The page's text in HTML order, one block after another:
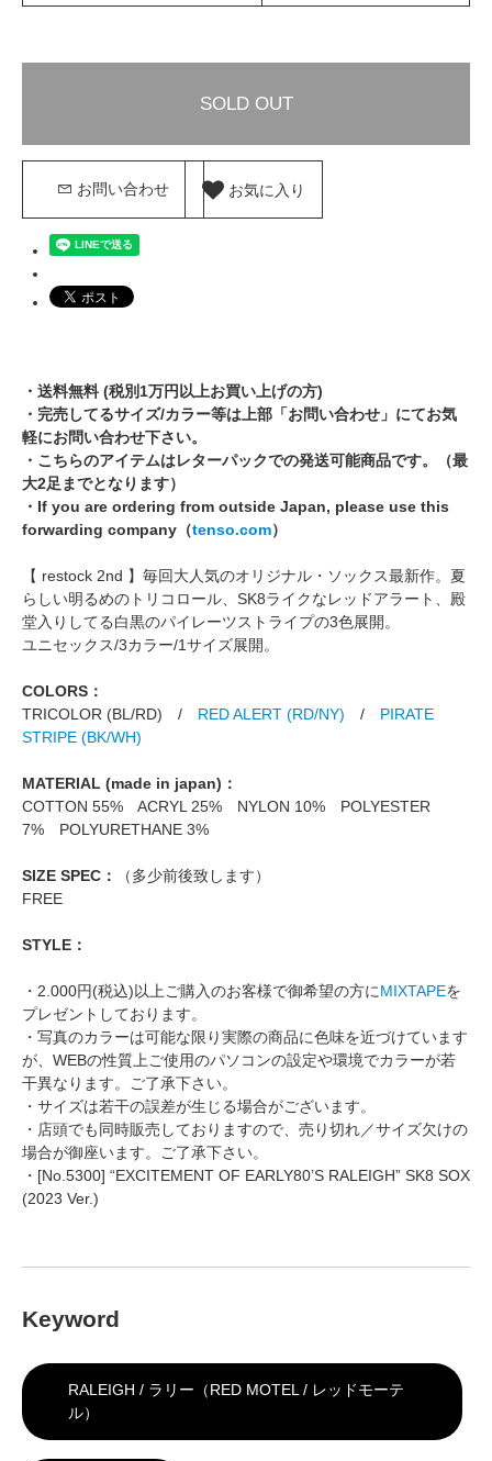
SOLD OUT
お問い合わせ お気に入り
・送料無料 (税別1万円以上お買い上げの方)
・完売してるサイズ/カラー等は上部「お問い合わせ」にてお気
軽にお問い合わせ下さい。
・こちらのアイテムはレターパックでの発送可能商品です。（最
大2足までとなります）
・If you are ordering from outside Japan, please use this
forwarding company（tenso.com）
【 restock 2nd 】毎回大人気のオリジナル・ソックス最新作。夏
らしい明るめのトリコロール、SK8ライクなレッドアラート、殿
堂入りしてる白黒のパイレーツストライプの3色展開。
ユニセックス/3カラー/1サイズ展開。
COLORS：
TRICOLOR (BL/RD) / RED ALERT (RD/NY) / PIRATE
STRIPE (BK/WH)
MATERIAL (made in japan)：
COTTON 55% ACRYL 25% NYLON 10% POLYESTER
7% POLYURETHANE 3%
SIZE SPEC：
（多少前後致します）
FREE
STYLE：
・2.000円(税込)以上ご購入のお客様で御希望の方にMIXTAPEを
プレゼントしております。
・写真のカラーは可能な限り実際の商品に色味を近づけています
が、WEBの性質上ご使用のパソコンの設定や環境でカラーが若
干異なります。ご了承下さい。
・サイズは若干の誤差が生じる場合がございます。
・店頭でも同時販売しておりますので、売り切れ／サイズ欠けの
場合が御座います。ご了承下さい。
・[No.5300] “EXCITEMENT OF EARLY80’S RALEIGH” SK8 SOX
(2023 Ver.)
Keyword
RALEIGH / ラリー（RED MOTEL / レッドモーテ
ル）